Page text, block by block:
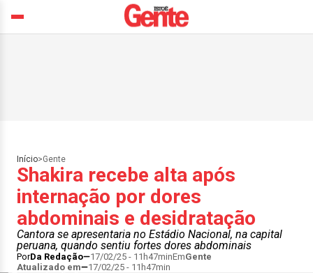
Início>Gente
Shakira recebe alta após
internação por dores
abdominais e desidratação
Cantora se apresentaria no Estádio Nacional, na capital
peruana, quando sentiu fortes dores abdominais
PorDa Redação 17/02/25 - 11h47minEmGente
Atualizado em
17/02/25 - 11h47min